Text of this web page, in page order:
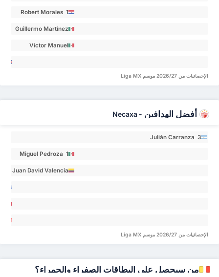
Robert Morales 1
Guillermo Martínez
Víctor Manuel
الإحصائيات من 2026/27 موسم Liga MX
أفضل الهدافين -
Necaxa
Julián Carranza 3
Miguel Pedroza 1
Juan David Valencia
0
الإحصائيات من 2026/27 موسم Liga MX
من سيحصل على البطاقات الصفراء والحمراء؟